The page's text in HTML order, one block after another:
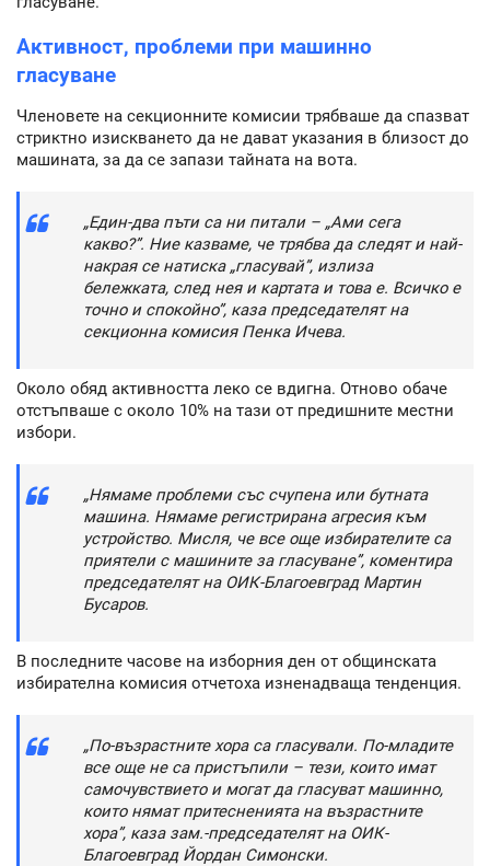
Активност, проблеми при машинно
гласуване
Членовете на секционните комисии трябваше да спазват
стриктно изискването да не дават указания в близост до
машината, за да се запази тайната на вота.
„Един-два пъти са ни питали – „Ами сега
какво?”. Ние казваме, че трябва да следят и най-
накрая се натиска „гласувай”, излиза
бележката, след нея и картата и това е. Всичко е
точно и спокойно”, каза председателят на
секционна комисия Пенка Ичева.
Около обяд активността леко се вдигна. Отново обаче
отстъпваше с около 10% на тази от предишните местни
избори.
„Нямаме проблеми със счупена или бутната
машина. Нямаме регистрирана агресия към
устройство. Мисля, че все още избирателите са
приятели с машините за гласуване”, коментира
председателят на ОИК-Благоевград Мартин
Бусаров.
В последните часове на изборния ден от общинската
избирателна комисия отчетоха изненадваща тенденция.
„По-възрастните хора са гласували. По-младите
все още не са пристъпили – тези, които имат
самочувствието и могат да гласуват машинно,
които нямат притесненията на възрастните
хора”, каза зам.-председателят на ОИК-
Благоевград Йордан Симонски.